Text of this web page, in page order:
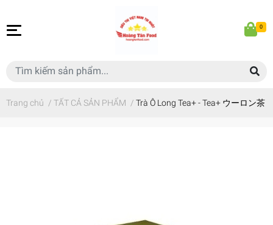
0
Trang chủ / TẤT CẢ SẢN PHẨM / Trà Ô Long Tea+ - Tea+ ウーロン茶